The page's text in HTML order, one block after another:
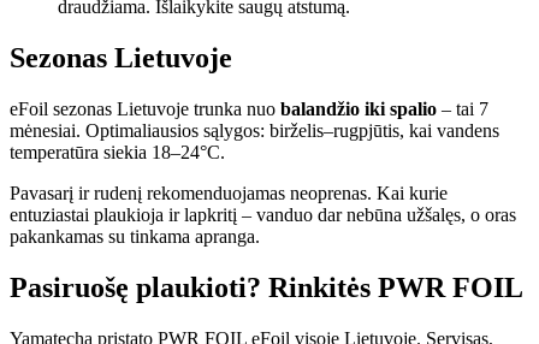
draudžiama. Išlaikykite saugų atstumą.
Sezonas Lietuvoje
eFoil sezonas Lietuvoje trunka nuo balandžio iki spalio – tai 7
mėnesiai. Optimaliausios sąlygos: birželis–rugpjūtis, kai vandens
temperatūra siekia 18–24°C.
Pavasarį ir rudenį rekomenduojamas neoprenas. Kai kurie
entuziastai plaukioja ir lapkritį – vanduo dar nebūna užšalęs, o oras
pakankamas su tinkama apranga.
Pasiruošę plaukioti? Rinkitės PWR FOIL
Yamatecha pristato PWR FOIL eFoil visoje Lietuvoje. Servisas,